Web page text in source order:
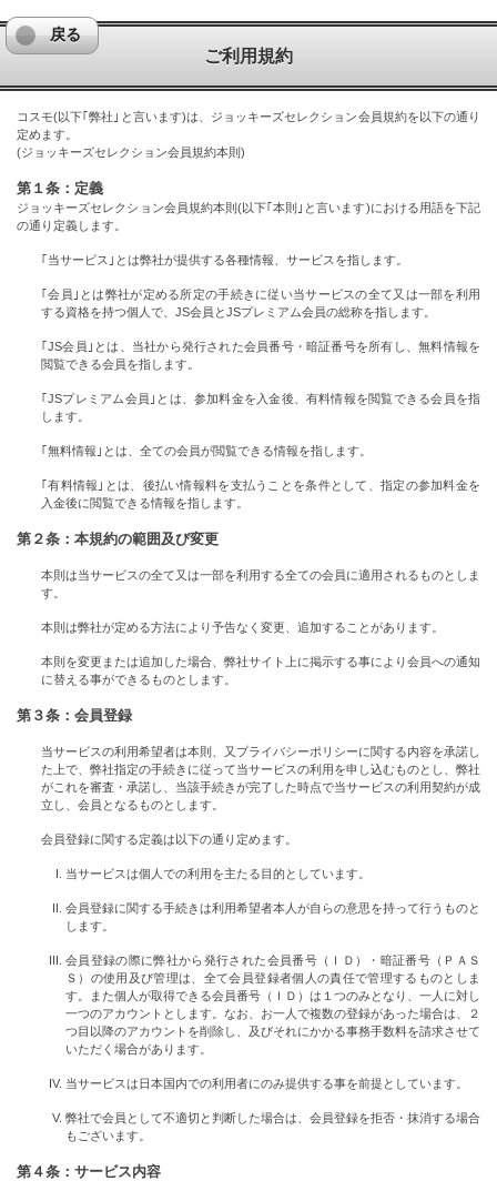
戻る
ご利用規約
コスモ(以下｢弊社｣と言います)は、ジョッキーズセレクション会員規約を以下の通り
定めます。
(ジョッキーズセレクション会員規約本則)
第１条：定義
ジョッキーズセレクション会員規約本則(以下｢本則｣と言います)における用語を下記
の通り定義します。
｢当サービス｣とは弊社が提供する各種情報、サービスを指します。
｢会員｣とは弊社が定める所定の手続きに従い当サービスの全て又は一部を利用
する資格を持つ個人で、JS会員とJSプレミアム会員の総称を指します。
｢JS会員｣とは、当社から発行された会員番号・暗証番号を所有し、無料情報を
閲覧できる会員を指します。
｢JSプレミアム会員｣とは、参加料金を入金後、有料情報を閲覧できる会員を指
します。
｢無料情報｣とは、全ての会員が閲覧できる情報を指します。
｢有料情報｣とは、後払い情報料を支払うことを条件として、指定の参加料金を
入金後に閲覧できる情報を指します。
第２条：本規約の範囲及び変更
本則は当サービスの全て又は一部を利用する全ての会員に適用されるものとしま
す。
本則は弊社が定める方法により予告なく変更、追加することがあります。
本則を変更または追加した場合、弊社サイト上に掲示する事により会員への通知
に替える事ができるものとします。
第３条：会員登録
当サービスの利用希望者は本則、又プライバシーポリシーに関する内容を承諾し
た上で、弊社指定の手続きに従って当サービスの利用を申し込むものとし、弊社
がこれを審査・承諾し、当該手続きが完了した時点で当サービスの利用契約が成
立し、会員となるものとします。
会員登録に関する定義は以下の通り定めます。
当サービスは個人での利用を主たる目的としています。
会員登録に関する手続きは利用希望者本人が自らの意思を持って行うものと
します。
会員登録の際に弊社から発行された会員番号（ＩＤ）・暗証番号（ＰＡＳ
Ｓ）の使用及び管理は、全て会員登録者個人の責任で管理するものとしま
す。また個人が取得できる会員番号（ＩＤ）は１つのみとなり、一人に対し
一つのアカウントとします。なお、お一人で複数の登録があった場合は、２
つ目以降のアカウントを削除し、及びそれにかかる事務手数料を請求させて
いただく場合があります。
当サービスは日本国内での利用者にのみ提供する事を前提としています。
弊社で会員として不適切と判断した場合は、会員登録を拒否・抹消する場合
もございます。
第４条：サービス内容